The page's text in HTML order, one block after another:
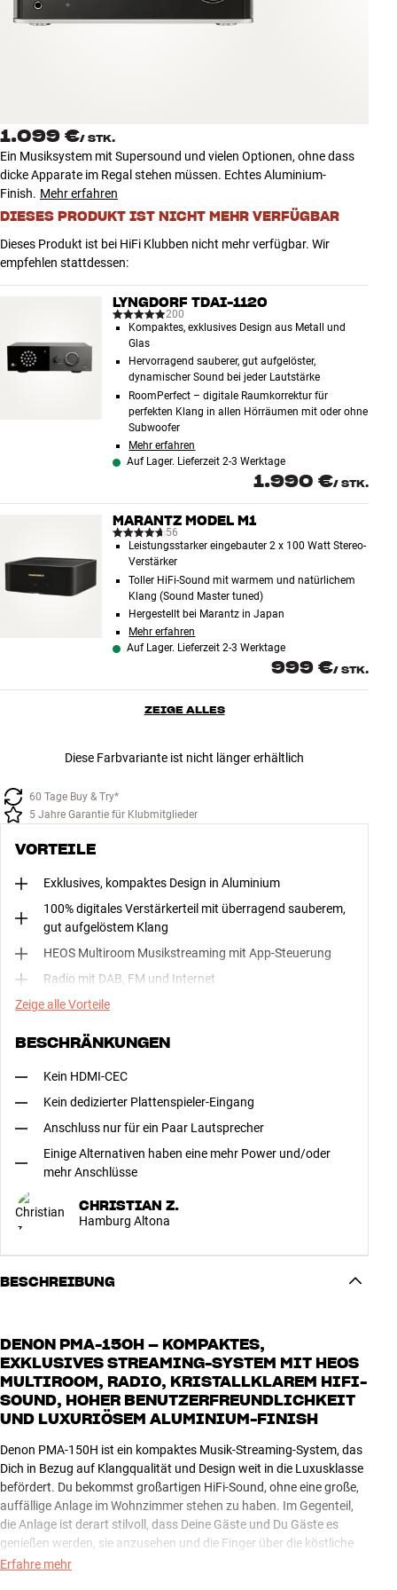
Zubehör
NEUHEITEN
ANGEBOTE
Store Finden
Kundendienst
1.099 €/ STK.
Ein Musiksystem mit Supersound und vielen Optionen, ohne dass
dicke Apparate im Regal stehen müssen. Echtes Aluminium-
Finish. Mehr erfahren
DIESES PRODUKT IST NICHT MEHR VERFÜGBAR
Dieses Produkt ist bei HiFi Klubben nicht mehr verfügbar. Wir
empfehlen stattdessen:
LYNGDORF TDAI-1120
200
Kompaktes, exklusives Design aus Metall und
Glas
Hervorragend sauberer, gut aufgelöster,
dynamischer Sound bei jeder Lautstärke
RoomPerfect – digitale Raumkorrektur für
perfekten Klang in allen Hörräumen mit oder ohne
Subwoofer
Mehr erfahren
Auf Lager. Lieferzeit 2-3 Werktage
1.990 €/ STK.
MARANTZ MODEL M1
56
Leistungsstarker eingebauter 2 x 100 Watt Stereo-
Verstärker
Toller HiFi-Sound mit warmem und natürlichem
Klang (Sound Master tuned)
Hergestellt bei Marantz in Japan
Mehr erfahren
Auf Lager. Lieferzeit 2-3 Werktage
999 €/ STK.
ZEIGE ALLES
Diese Farbvariante ist nicht länger erhältlich
60 Tage Buy & Try*
5 Jahre Garantie für Klubmitglieder
VORTEILE
Exklusives, kompaktes Design in Aluminium
100% digitales Verstärkerteil mit überragend sauberem,
gut aufgelöstem Klang
HEOS Multiroom Musikstreaming mit App-Steuerung
Radio mit DAB, FM und Internet
Zeige alle Vorteile
BESCHRÄNKUNGEN
Kein HDMI-CEC
Kein dedizierter Plattenspieler-Eingang
Anschluss nur für ein Paar Lautsprecher
Einige Alternativen haben eine mehr Power und/oder
mehr Anschlüsse
CHRISTIAN Z.
Hamburg Altona
BESCHREIBUNG
DENON PMA-150H – KOMPAKTES,
EXKLUSIVES STREAMING-SYSTEM MIT HEOS
MULTIROOM, RADIO, KRISTALLKLAREM HIFI-
SOUND, HOHER BENUTZERFREUNDLICHKEIT
UND LUXURIÖSEM ALUMINIUM-FINISH
Denon PMA-150H ist ein kompaktes Musik-Streaming-System, das
Dich in Bezug auf Klangqualität und Design weit in die Luxusklasse
befördert. Du bekommst großartigen HiFi-Sound, ohne eine große,
auffällige Anlage im Wohnzimmer stehen zu haben. Im Gegenteil,
die Anlage ist derart stilvoll, dass Deine Gäste und Du Gäste es
genießen werden, sie anzusehen und die Finger über die köstliche
Aluminiumoberseite gleiten zu lassen.
Erfahre mehr